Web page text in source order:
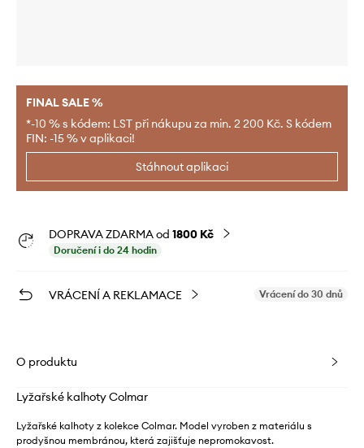
FINAL SALE %
*-10 % s kódem: LST při nákupu za min. 2 200 Kč. S kódem
FIN: -15 % v aplikaci!
Stáhnout aplikaci
DOPRAVA ZDARMA od 1800 Kč
Doručení i do 24 hodin
VRÁCENÍ A REKLAMACE Vrácení do 30 dnů
O produktu
Lyžařské kalhoty Colmar
Lyžařské kalhoty z kolekce Colmar. Model vyroben z materiálu s
prodyšnou membránou, která zajišťuje nepromokavost.